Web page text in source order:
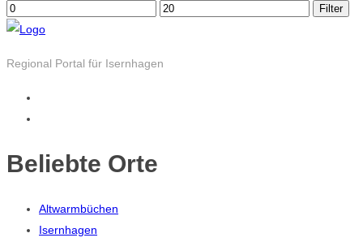
Min.
Preis
Max.
Filter
Regional Portal für Isernhagen
Beliebte Orte
Altwarmbüchen
Isernhagen